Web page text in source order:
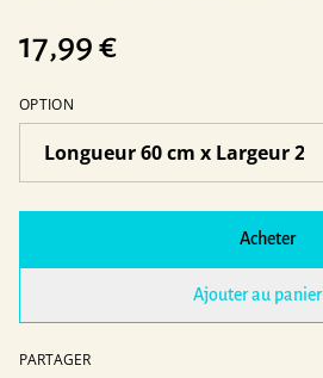
17,99 €
OPTION
Acheter
Ajouter au panier
PARTAGER